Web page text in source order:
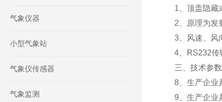
气象仪器
小型气象站
气象仪传感器
气象监测
1、顶盖隐藏
2、原理为发
3、风速、风
4、RS232传
三、技术参数
8、生产企业
9、生产企业